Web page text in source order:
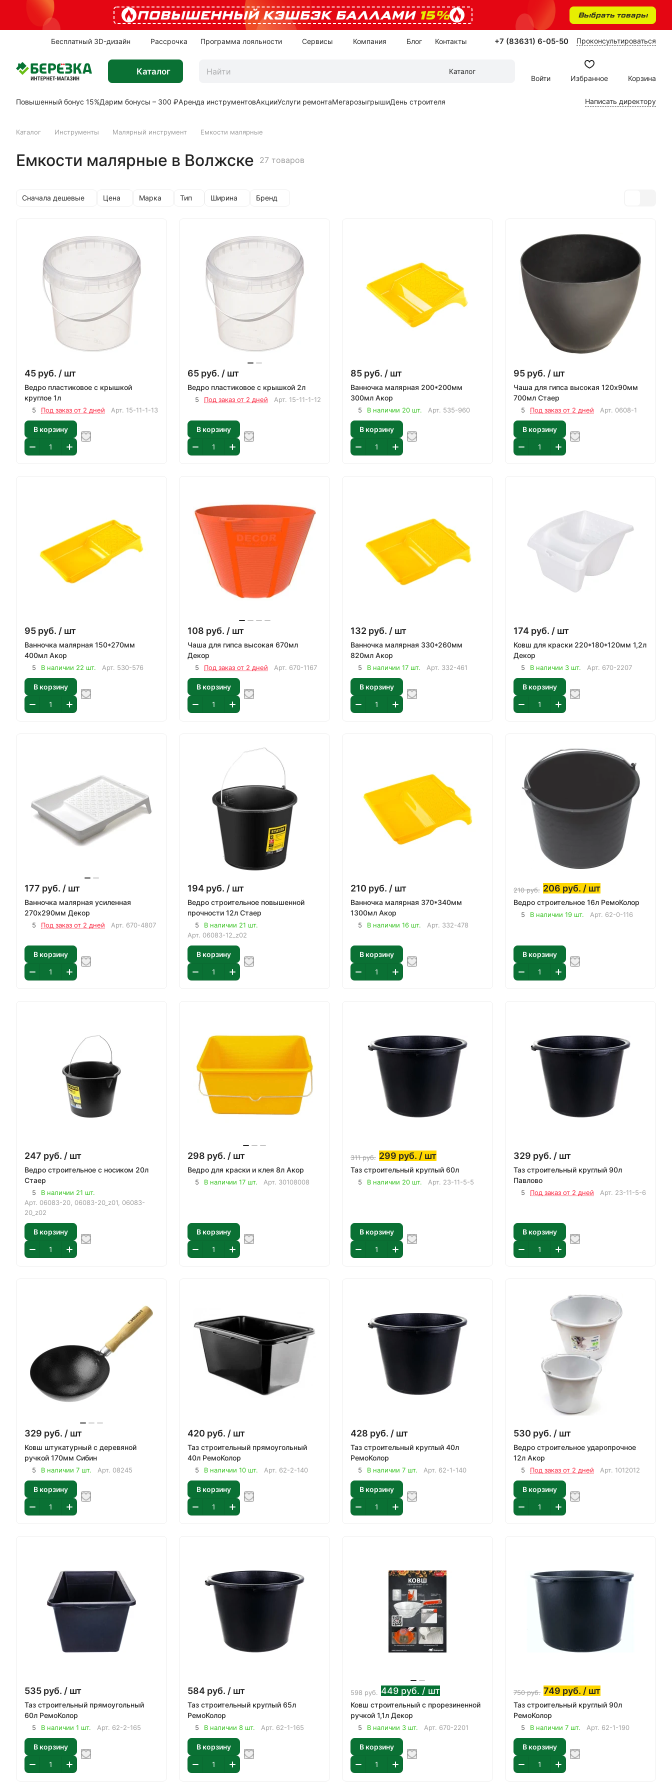
ПОВЫШЕННЫЙ КЭШБЭК БАЛЛАМИ 15% Выбрать товары
Бесплатный 3D-дизайн Рассрочка Программа лояльности Сервисы Компания Блог Контакты +7 (83631) 6-05-50 Проконсультироваться
Каталог
Каталог
Войти
Избранное Корзина
Повышенный бонус 15%Дарим бонусы – 300 ₽Аренда инструментовАкцииУслуги ремонтаМегарозыгрышиДень строителя Написать директору
Каталог Инструменты Малярный инструмент Емкости малярные
Емкости малярные в Волжске 27 товаров
Сначала дешевые Цена Марка Тип Ширина Бренд
45 руб. / шт
Ведро пластиковое с крышкой
круглое 1л
5 Под заказ от 2 дней Арт. 15-11-1-13
В корзину
65 руб. / шт
Ведро пластиковое с крышкой 2л
5 Под заказ от 2 дней Арт. 15-11-1-12
В корзину
85 руб. / шт
Ванночка малярная 200*200мм
300мл Акор
5 В наличии 20 шт. Арт. 535-960
В корзину
95 руб. / шт
Чаша для гипса высокая 120х90мм
700мл Стаер
5 Под заказ от 2 дней Арт. 0608-1
В корзину
95 руб. / шт
Ванночка малярная 150*270мм
400мл Акор
5 В наличии 22 шт. Арт. 530-576
В корзину
108 руб. / шт
Чаша для гипса высокая 670мл
Декор
5 Под заказ от 2 дней Арт. 670-1167
В корзину
132 руб. / шт
Ванночка малярная 330*260мм
820мл Акор
5 В наличии 17 шт. Арт. 332-461
В корзину
174 руб. / шт
Ковш для краски 220*180*120мм 1,2л
Декор
5 В наличии 3 шт. Арт. 670-2207
В корзину
177 руб. / шт
Ванночка малярная усиленная
270х290мм Декор
5 Под заказ от 2 дней Арт. 670-4807
В корзину
194 руб. / шт
Ведро строительное повышенной
прочности 12л Стаер
5
В наличии 21 шт.
Арт. 06083-12_z02
В корзину
210 руб. / шт
Ванночка малярная 370*340мм
1300мл Акор
5 В наличии 16 шт. Арт. 332-478
В корзину
210руб. 206 руб. / шт
Ведро строительное 16л РемоКолор
5 В наличии 19 шт. Арт. 62-0-116
В корзину
247 руб. / шт
Ведро строительное с носиком 20л
Стаер
5
В наличии 21 шт.
Арт. 06083-20, 06083-20_z01, 06083-
20_z02
В корзину
298 руб. / шт
Ведро для краски и клея 8л Акор
5 В наличии 17 шт. Арт. 30108008
В корзину
311руб. 299 руб. / шт
Таз строительный круглый 60л
5 В наличии 20 шт. Арт. 23-11-5-5
В корзину
329 руб. / шт
Таз строительный круглый 90л
Павлово
5 Под заказ от 2 дней Арт. 23-11-5-6
В корзину
329 руб. / шт
Ковш штукатурный с деревяной
ручкой 170мм Сибин
5 В наличии 7 шт. Арт. 08245
В корзину
420 руб. / шт
Таз строительный прямоугольный
40л РемоКолор
5 В наличии 10 шт. Арт. 62-2-140
В корзину
428 руб. / шт
Таз строительный круглый 40л
РемоКолор
5 В наличии 7 шт. Арт. 62-1-140
В корзину
530 руб. / шт
Ведро строительное ударопрочное
12л Акор
5 Под заказ от 2 дней Арт. 1012012
В корзину
535 руб. / шт
Таз строительный прямоугольный
60л РемоКолор
5 В наличии 1 шт. Арт. 62-2-165
В корзину
584 руб. / шт
Таз строительный круглый 65л
РемоКолор
5 В наличии 8 шт. Арт. 62-1-165
В корзину
598 руб. 449 руб. / шт
Ковш строительный с прорезиненной
ручкой 1,1л Декор
5 В наличии 3 шт. Арт. 670-2201
В корзину
750руб. 749 руб. / шт
Таз строительный круглый 90л
РемоКолор
5 В наличии 7 шт. Арт. 62-1-190
В корзину